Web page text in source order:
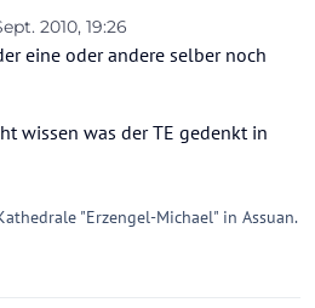
2010, 19:26
eine oder andere selber noch
wissen was der TE gedenkt in
"Erzengel-Michael" in Assuan.